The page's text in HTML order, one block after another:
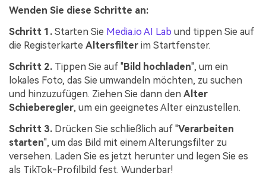
Wenden Sie diese Schritte an:
Schritt 1. Starten Sie Media.io AI Lab und tippen Sie auf
die Registerkarte Altersfilter im Startfenster.
Schritt 2. Tippen Sie auf "Bild hochladen", um ein
lokales Foto, das Sie umwandeln möchten, zu suchen
und hinzuzufügen. Ziehen Sie dann den Alter
Schieberegler, um ein geeignetes Alter einzustellen.
Schritt 3. Drücken Sie schließlich auf "Verarbeiten
starten", um das Bild mit einem Alterungsfilter zu
versehen. Laden Sie es jetzt herunter und legen Sie es
als TikTok-Profilbild fest. Wunderbar!